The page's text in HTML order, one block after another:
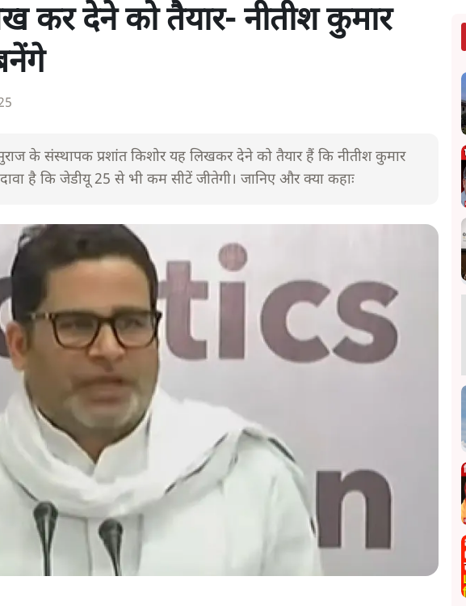
कर देने को तैयार- नीतीश कुमार
के संस्थापक प्रशांत किशोर यह लिखकर देने को तैयार हैं कि नीतीश कुमार
है कि जेडीयू 25 से भी कम सीटें जीतेगी। जानिए और क्या कहाः